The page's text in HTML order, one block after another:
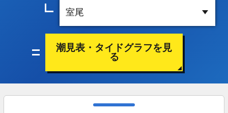
潮見表・タイドグラフを見
る